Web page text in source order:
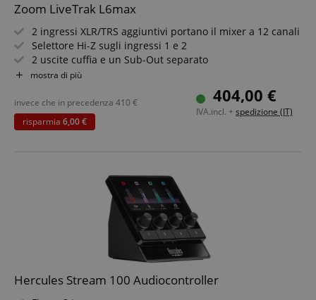
Zoom LiveTrak L6max
2 ingressi XLR/TRS aggiuntivi portano il mixer a 12 canali
Selettore Hi-Z sugli ingressi 1 e 2
2 uscite cuffia e un Sub-Out separato
Interruttore PAD -20 dB sui canali 5-8 per sorgenti ad
Funzione "Bounce Track" per più livelli e canali liberi
La riduzione del rumore con IA elimina ronzii e rumori di
fondo
mostra di più
404,00 €
IVA.incl. + spedizione (IT)
invece che in precedenza 410 €
risparmia 6,00 €
Hercules Stream 100 Audiocontroller